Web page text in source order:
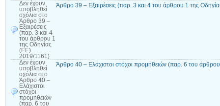
Δεν έχουν
υποβληθεί
σχόλια στο
Άρθρο 39 –
Εξαιρέσεις
(παρ. 3 και 4
του άρθρου 1
της Οδηγίας
(ΕΕ)
2019/1161)
Άρθρο 39 – Εξαιρέσεις (παρ. 3 και 4 του άρθρου 1 της
Δεν έχουν
υποβληθεί
σχόλια στο
Άρθρο 40 –
Ελάχιστοι
στόχοι
προμηθειών
(παρ. 6 του
Άρθρο 40 – Ελάχιστοι στόχοι προμηθειών (παρ. 6 του